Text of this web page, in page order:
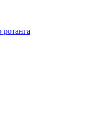
ротанга